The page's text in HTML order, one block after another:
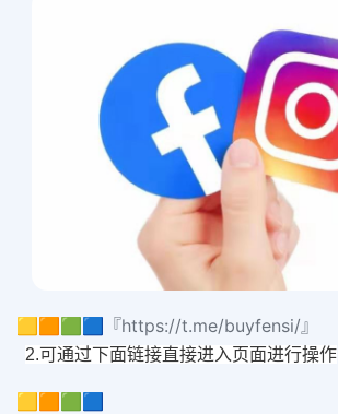
🟨🟧🟩🟦『https://t.me/buyfensi/』
2.可通过下面链接直接进入页面进行操作
🟨🟧🟩🟦